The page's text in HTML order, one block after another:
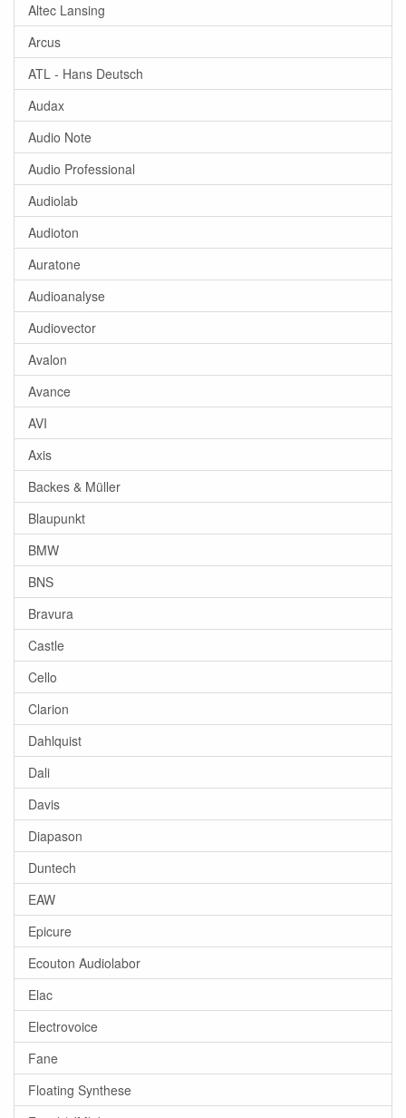
Altec Lansing
Arcus
ATL - Hans Deutsch
Audax
Audio Note
Audio Professional
Audiolab
Audioton
Auratone
Audioanalyse
Audiovector
Avalon
Avance
AVI
Axis
Backes & Müller
Blaupunkt
BMW
BNS
Bravura
Castle
Cello
Clarion
Dahlquist
Dali
Davis
Diapason
Duntech
EAW
Epicure
Ecouton Audiolabor
Elac
Electrovoice
Fane
Floating Synthese